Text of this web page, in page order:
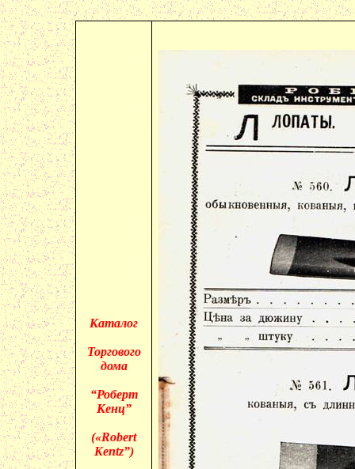
Каталог
Торгового
дома
“Роберт
Кенц”
(«Robert
Kentz”)